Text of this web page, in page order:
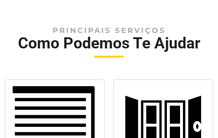
PRINCIPAIS SERVIÇOS
Como Podemos Te Ajudar